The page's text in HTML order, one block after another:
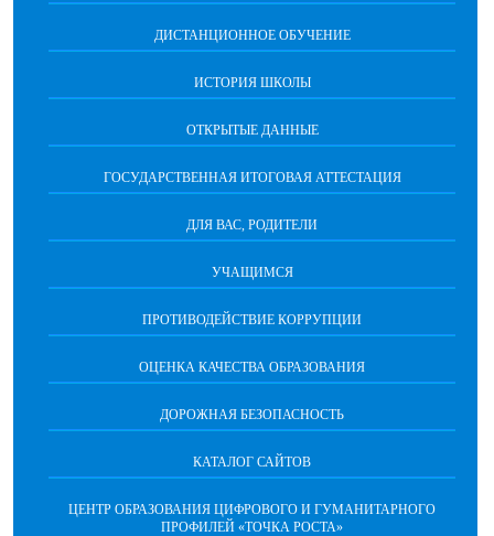
ДИСТАНЦИОННОЕ ОБУЧЕНИЕ
ИСТОРИЯ ШКОЛЫ
ОТКРЫТЫЕ ДАННЫЕ
ГОСУДАРСТВЕННАЯ ИТОГОВАЯ АТТЕСТАЦИЯ
ДЛЯ ВАС, РОДИТЕЛИ
УЧАЩИМСЯ
ПРОТИВОДЕЙСТВИЕ КОРРУПЦИИ
ОЦЕНКА КАЧЕСТВА ОБРАЗОВАНИЯ
ДОРОЖНАЯ БЕЗОПАСНОСТЬ
КАТАЛОГ САЙТОВ
ЦЕНТР ОБРАЗОВАНИЯ ЦИФРОВОГО И ГУМАНИТАРНОГО
ПРОФИЛЕЙ «ТОЧКА РОСТА»